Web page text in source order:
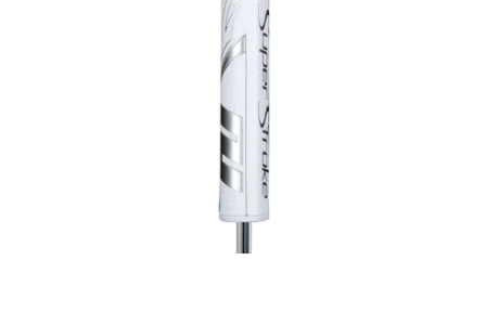
Oblečenie
Topánky
Rukavice